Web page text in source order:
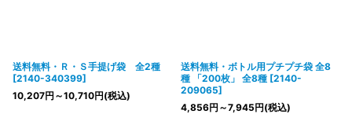
送料無料・Ｒ・Ｓ手提げ袋 全2種
[2140-340399]
10,207円 ～10,710円(税込)
送料無料・ボトル用プチプチ袋 全8
種 「200枚」 全8種 [2140-
209065]
4,856円 ～7,945円(税込)